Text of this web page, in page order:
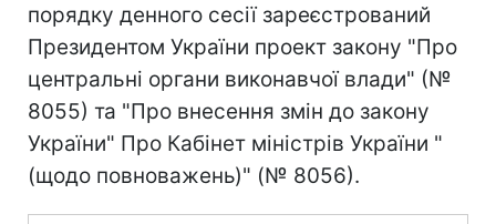
порядку денного сесії зареєстрований
Президентом України проект закону "Про
центральні органи виконавчої влади" (№
8055) та "Про внесення змін до закону
України" Про Кабінет міністрів України "
(щодо повноважень)" (№ 8056).